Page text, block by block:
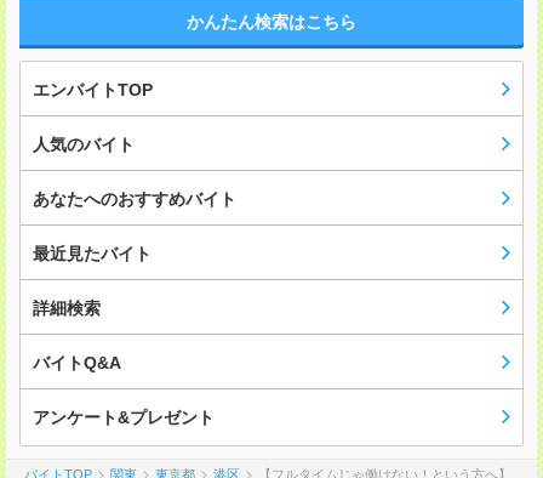
かんたん検索はこちら
エンバイトTOP
人気のバイト
あなたへのおすすめバイト
最近見たバイト
詳細検索
バイトQ&A
アンケート&プレゼント
バイトTOP 関東 東京都 港区 【フルタイムじゃ働けない！という方へ】